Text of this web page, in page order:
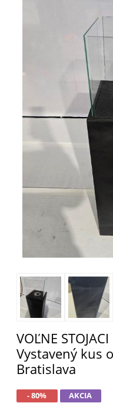
VOĽNE
Vystavený kus
Bratislava
- 80% AKCIA